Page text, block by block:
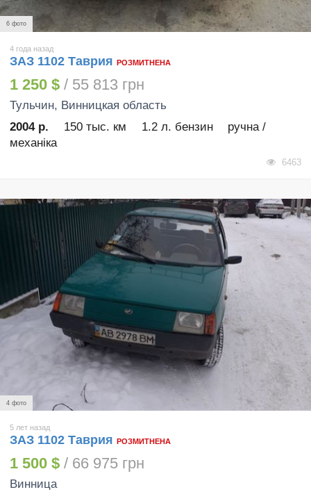
6 фото
4 года назад
ЗАЗ 1102 Таврия РОЗМИТНЕНА
1 250 $ / 55 813 грн
Тульчин, Винницкая область
2004 р.
150 тыс. км 1.2 л. бензин
ручна /
механіка
6463
4 фото
5 лет назад
ЗАЗ 1102 Таврия РОЗМИТНЕНА
1 500 $ / 66 975 грн
Винница